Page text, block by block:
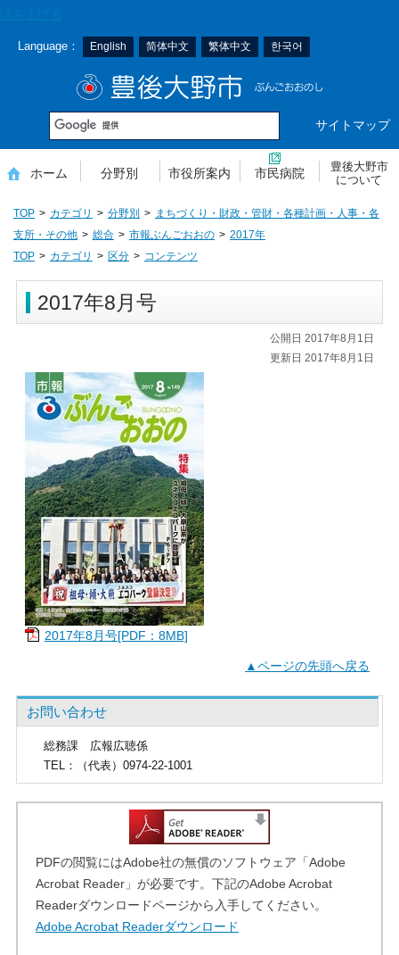
Language： English 简体中文 繁体中文 한국어
サイトマップ
ホーム 分野別 市役所案内 市民病院
豊後大野市
について
TOP カテゴリ 分野別
まちづくり・財政・管財・各種計画・人事・各
支所・その他
総合 市報ぶんごおおの
2017年
TOP
カテゴリ 区分 コンテンツ
2017年8月号
公開日 2017年8月1日
更新日 2017年8月1日
2017年8月号[PDF：8MB]
▲ページの先頭へ戻る
お問い合わせ
総務課
広報広聴係
TEL ：（代表）0974-22-1001
PDFの閲覧にはAdobe社の無償のソフトウェア「Adobe
Acrobat Reader」が必要です。下記のAdobe Acrobat
Readerダウンロードページから入手してください。
Adobe Acrobat Readerダウンロード